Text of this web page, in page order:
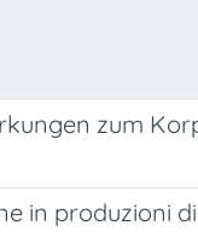
zum
in produzioni